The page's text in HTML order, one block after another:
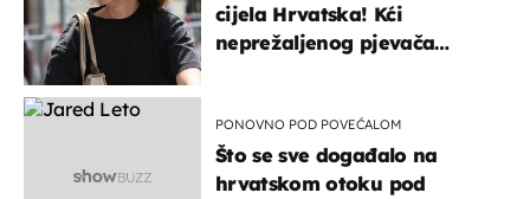
cijela Hrvatska! Kći
neprežaljenog pjevača
PONOVNO POD POVEĆALOM
Što se sve događalo na
hrvatskom otoku pod